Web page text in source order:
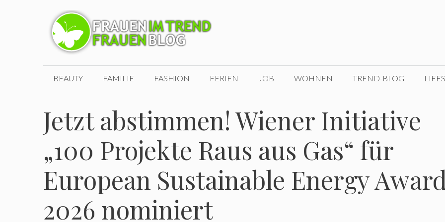
BEAUTY FAMILIE FASHION FERIEN JOB WOHNEN TREND-BLOG
Jetzt abstimmen! Wiener Initiative
„100 Projekte Raus aus Gas“ für
European Sustainable Energy
2026 nominiert